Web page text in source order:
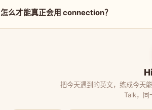
怎么才能真正会用 connection？
把今天遇到的英文，练成今天
Talk，同